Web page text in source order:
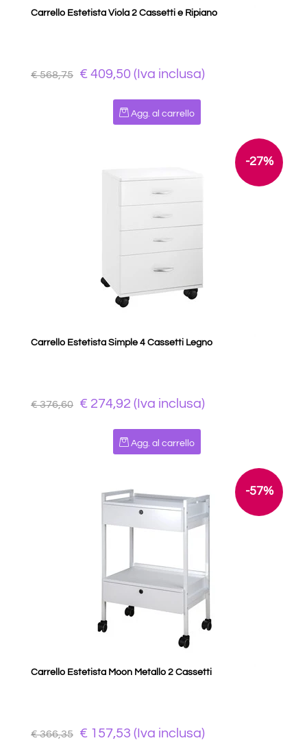
Carrello Estetista Viola 2 Cassetti e Ripiano
€ 568,75 € 409,50 (Iva inclusa)
Quantità
Agg. al carrello
-27%
Carrello Estetista Simple 4 Cassetti Legno
€ 376,60 € 274,92 (Iva inclusa)
Quantità
Agg. al carrello
-57%
Carrello Estetista Moon Metallo 2 Cassetti
€ 366,35 € 157,53 (Iva inclusa)